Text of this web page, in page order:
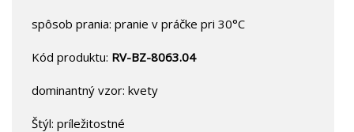
spôsob prania: pranie v práčke pri 30°C
Kód produktu: RV-BZ-8063.04
dominantný vzor: kvety
Štýl: príležitostné